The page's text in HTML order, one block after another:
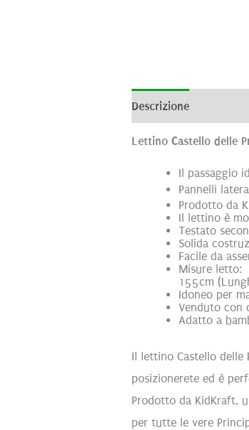
Descrizione
Lettino Castello delle
Il passaggio
Pannelli
Prodotto da
Il lettino è
Testato
Solida
Facile da
Misure letto:
155cm
Idoneo per
Venduto con
Adatto a
Il lettino Castello delle
posizionerete ed è
Prodotto da KidKraft,
per tutte le vere